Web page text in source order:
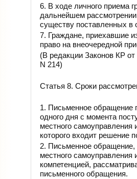
6. В ходе личного приема
дальнейшем
существу поставленных в
7. Граждане, приехавшие
право на внеочередной
(В редакции Законов КР
N 214)
Статья 8. Сроки
1. Письменное обращение
одного дня с момента
местного
которого входит решение
2. Письменное обращение,
местного самоуправления
компетенцией,
письменного обращения.